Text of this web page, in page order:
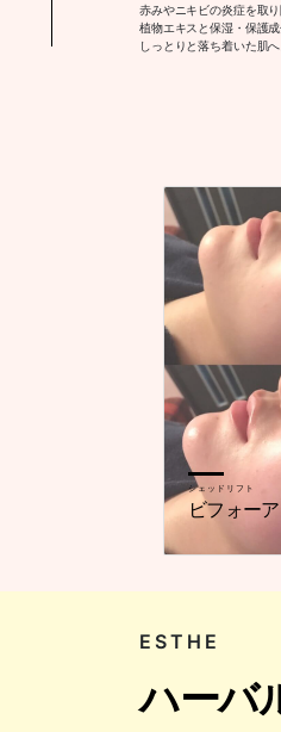
赤みやニキビの炎症を取り
植物エキスと保湿・保護
しっとりと落ち着いた肌へ
シェッドリフト
ビフォー
ESTHE
ハーバ